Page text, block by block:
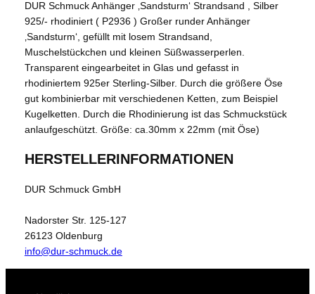
DUR Schmuck Anhänger ‚Sandsturm‘ Strandsand , Silber
925/- rhodiniert ( P2936 ) Großer runder Anhänger
‚Sandsturm‘, gefüllt mit losem Strandsand,
Muschelstückchen und kleinen Süßwasserperlen.
Transparent eingearbeitet in Glas und gefasst in
rhodiniertem 925er Sterling-Silber. Durch die größere Öse
gut kombinierbar mit verschiedenen Ketten, zum Beispiel
Kugelketten. Durch die Rhodinierung ist das Schmuckstück
anlaufgeschützt. Größe: ca.30mm x 22mm (mit Öse)
HERSTELLERINFORMATIONEN
DUR Schmuck GmbH
Nadorster Str. 125-127
26123 Oldenburg
info@dur-schmuck.de